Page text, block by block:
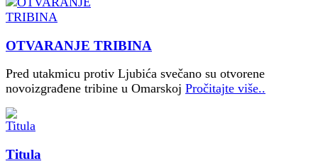
OTVARANJE TRIBINA
Pred utakmicu protiv Ljubića svečano su otvorene
novoizgrađene tribine u Omarskoj Pročitajte više..
Titula